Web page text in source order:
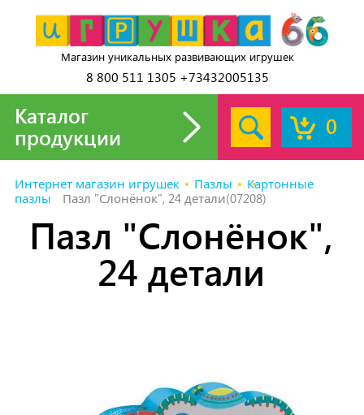
Магазин уникальных развивающих игрушек
8 800 511 1305 +73432005135
0
Каталог
продукции
Интернет магазин игрушек Пазлы
Картонные
пазлы
Пазл "Слонёнок", 24 детали(07208)
Пазл "Слонёнок",
24 детали